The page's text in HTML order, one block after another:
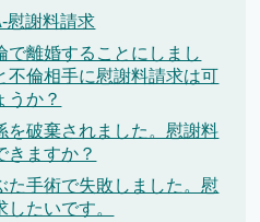
慰謝料請求
で離婚することにしまし
不倫相手に慰謝料請求は可
うか？
を破棄されました。慰謝料
きますか？
た手術で失敗しました。慰
したいです。